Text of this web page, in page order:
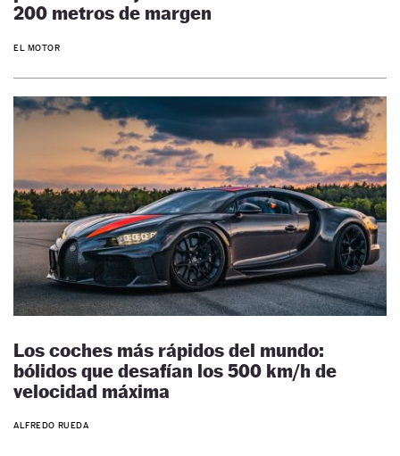
200 metros de margen
EL MOTOR
Los coches más rápidos del mundo:
bólidos que desafían los 500 km/h de
velocidad máxima
ALFREDO RUEDA